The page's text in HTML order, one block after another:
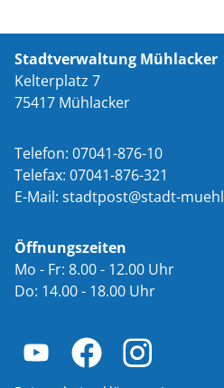
Stadtverwaltung Mühlacker
Kelterplatz 7
75417 Mühlacker
Telefon: 07041-876-10
Telefax: 07041-876-321
E-Mail: st dtp st st dt-m hl
Öffnungszeiten
Mo - Fr: 8.00 - 12.00 Uhr
Do: 14.00 - 18.00 Uhr